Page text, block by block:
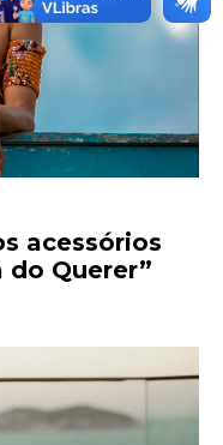
acessórios
do Querer”